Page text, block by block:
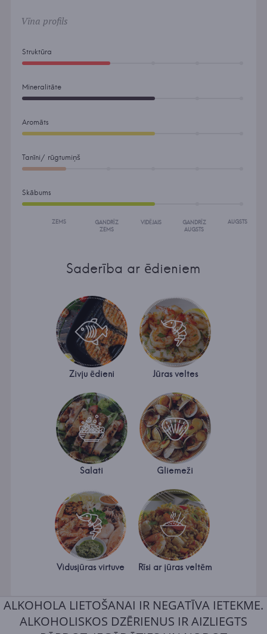
Vīna profils
Struktūra
Mineralitāte
Aromāts
Tanīni/ rūgtumiņš
Skābums
ZEMS
GANDRĪZ
ZEMS
VIDĒJAIS
GANDRĪZ
AUGSTS
AUGSTS
Saderība ar ēdieniem
Zivju ēdieni Jūras veltes
Salati Gliemeži
Vidusjūras virtuve Rīsi ar jūras veltēm
ALKOHOLA LIETOŠANAI IR NEGATĪVA IETEKME.
ALKOHOLISKOS DZĒRIENUS IR AIZLIEGTS